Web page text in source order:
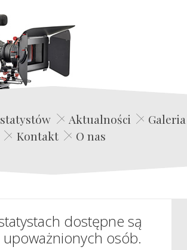
Edwin Film Agencja Aktorska
Aktualności
Galeria
Kontakt
O nas
dostępne są
osób.